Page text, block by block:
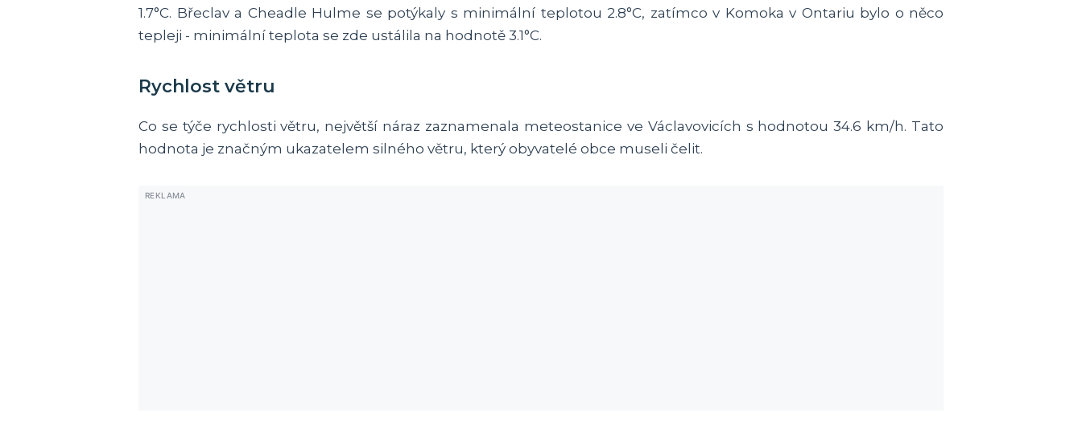
1.7°C. Břeclav a Cheadle Hulme se potýkaly s minimální teplotou 2.8°C, zatímco v Komoka v Ontariu bylo o něco
tepleji - minimální teplota se zde ustálila na hodnotě 3.1°C.
Rychlost větru
Co se týče rychlosti větru, největší náraz zaznamenala meteostanice ve Václavovicích s hodnotou 34.6 km/h. Tato
hodnota je značným ukazatelem silného větru, který obyvatelé obce museli čelit.